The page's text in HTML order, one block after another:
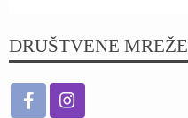
DRUŠTVENE MREŽE